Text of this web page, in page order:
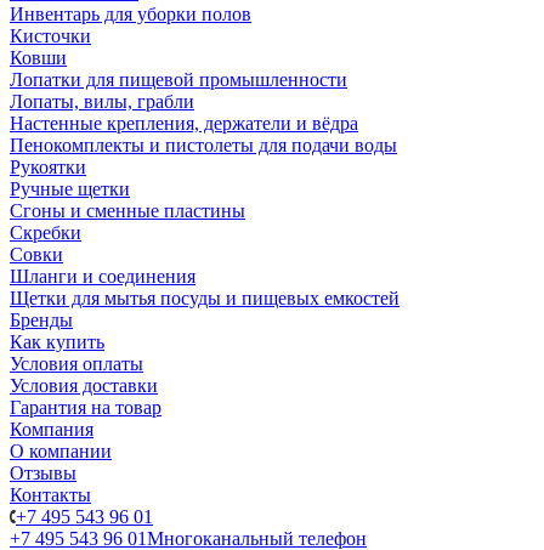
Инвентарь для уборки полов
Кисточки
Ковши
Лопатки для пищевой промышленности
Лопаты, вилы, грабли
Настенные крепления, держатели и вёдра
Пенокомплекты и пистолеты для подачи воды
Рукоятки
Ручные щетки
Сгоны и сменные пластины
Скребки
Совки
Шланги и соединения
Щетки для мытья посуды и пищевых емкостей
Бренды
Как купить
Условия оплаты
Условия доставки
Гарантия на товар
Компания
О компании
Отзывы
Контакты
+7 495 543 96 01
+7 495 543 96 01Многоканальный телефон